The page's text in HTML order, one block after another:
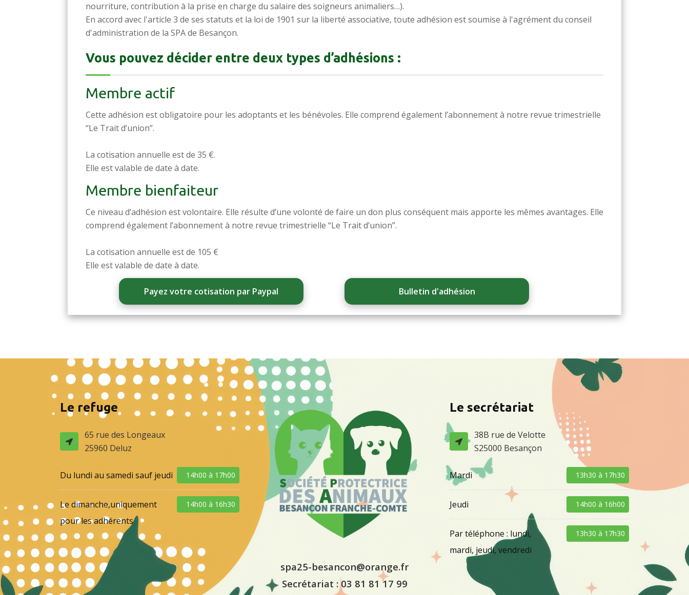
nourriture, contribution à la prise en charge du salaire des soigneurs animaliers…).
En accord avec l'article 3 de ses statuts et la loi de 1901 sur la liberté associative, toute adhésion est soumise à l'agrément du conseil
d'administration de la SPA de Besançon.
Vous pouvez décider entre deux types d’adhésions :
Membre actif
Cette adhésion est obligatoire pour les adoptants et les bénévoles. Elle comprend également l’abonnement à notre revue trimestrielle
“Le Trait d’union”.
La cotisation annuelle est de 35 €.
Elle est valable de date à date.
Membre bienfaiteur
Ce niveau d’adhésion est volontaire. Elle résulte d’une volonté de faire un don plus conséquent mais apporte les mêmes avantages. Elle
comprend également l’abonnement à notre revue trimestrielle “Le Trait d’union”.
La cotisation annuelle est de 105 €
Elle est valable de date à date.
Payez votre cotisation par Paypal Bulletin d'adhésion
Le refuge
65 rue des Longeaux
25960 Deluz
Du lundi au samedi sauf jeudi 14h00 à 17h00
Le dimanche,uniquement
pour les adhérents
14h00 à 16h30
spa25-besancon@orange.fr
Secrétariat :03 81 81 17 99
Le secrétariat
38B rue de Velotte
S25000 Besançon
Mardi 13h30 à 17h30
Jeudi 14h00 à 16h00
Par téléphone : lundi,
mardi, jeudi, vendredi
13h30 à 17h30